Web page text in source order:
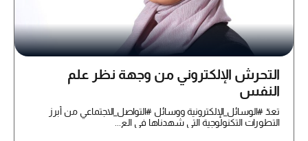
التحرش الإلكتروني من وجهة نظر علم
النفس
تعدّ #الوسائل_الإلكترونية ووسائل #التواصل_الاجتماعي من أبرز
التطورات التكنولوجية التي شهدناها في الع...